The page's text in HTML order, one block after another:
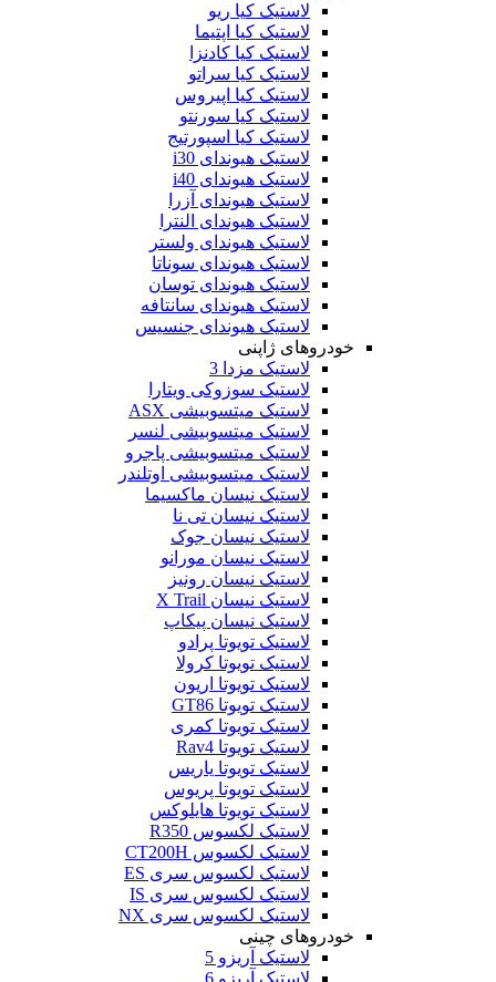
لاستیک کیا ریو
لاستیک کیا اپتیما
لاستیک کیا کادنزا
لاستیک کیا سراتو
لاستیک کیا اپیروس
لاستیک کیا سورنتو
لاستیک کیا اسپورتیج
لاستیک هیوندای i30
لاستیک هیوندای i40
لاستیک هیوندای آزرا
لاستیک هیوندای النترا
لاستیک هیوندای ولستر
لاستیک هیوندای سوناتا
لاستیک هیوندای توسان
لاستیک هیوندای سانتافه
لاستیک هیوندای جنسیس
خودروهای ژاپنی
لاستیک مزدا 3
لاستیک سوزوکی ویتارا
لاستیک میتسوبیشی ASX
لاستیک میتسوبیشی لنسر
لاستیک میتسوبیشی پاجرو
لاستیک میتسوبیشی اوتلندر
لاستیک نیسان ماکسیما
لاستیک نیسان تی نا
لاستیک نیسان جوک
لاستیک نیسان مورانو
لاستیک نیسان رونیز
لاستیک نیسان X Trail
لاستیک نیسان پیکاپ
لاستیک تویوتا پرادو
لاستیک تویوتا کرولا
لاستیک تویوتا اریون
لاستیک تویوتا GT86
لاستیک تویوتا کمری
لاستیک تویوتا Rav4
لاستیک تویوتا یاریس
لاستیک تویوتا پریوس
لاستیک تویوتا هایلوکس
لاستیک لکسوس R350
لاستیک لکسوس CT200H
لاستیک لکسوس سری ES
لاستیک لکسوس سری IS
لاستیک لکسوس سری NX
خودروهای چینی
لاستیک آریزو 5
لاستیک آریزو 6